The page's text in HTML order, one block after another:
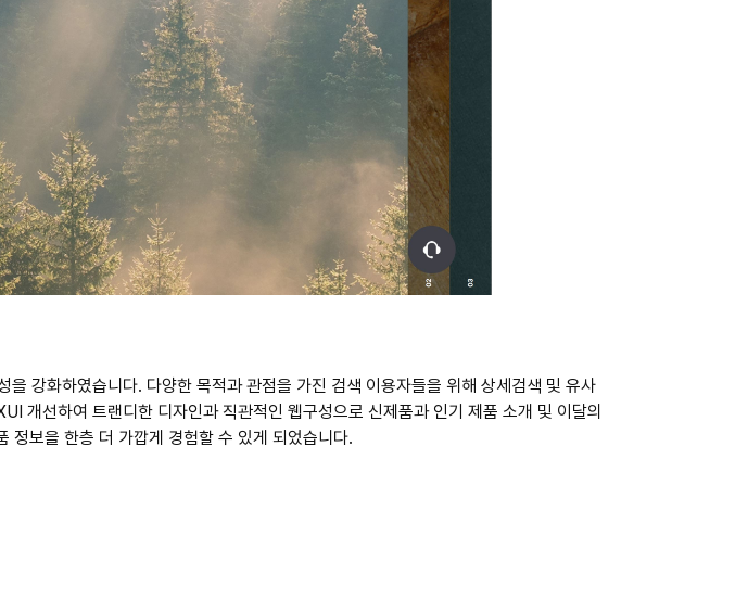
강화하였습니다. 다양한 목적과 관점을 가진 검색 이용자들을 위해 상세검색 및 유사
개선하여 트랜디한 디자인과 직관적인 웹구성으로 신제품과 인기 제품 소개 및 이달의
정보을 한층 더 가깝게 경험할 수 있게 되었습니다.